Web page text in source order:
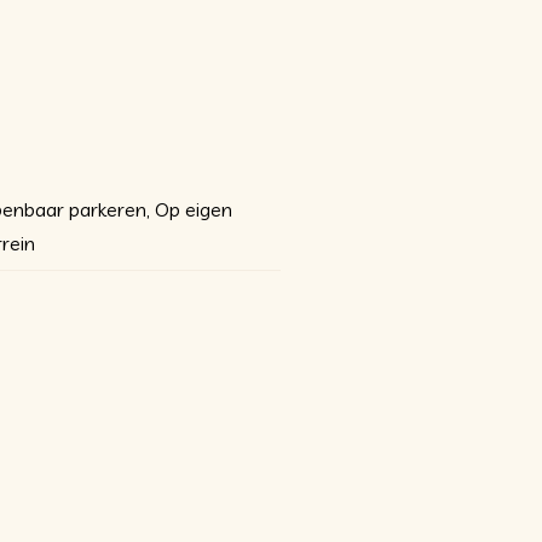
parkeren, Op eigen